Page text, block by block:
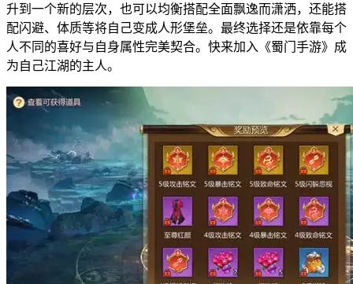
升到一个新的层次，也可以均衡搭配全面飘逸而潇洒，还能搭
配闪避、体质等将自己变成人形堡垒。最终选择还是依靠每个
人不同的喜好与自身属性完美契合。快来加入《蜀门手游》成
为自己江湖的主人。